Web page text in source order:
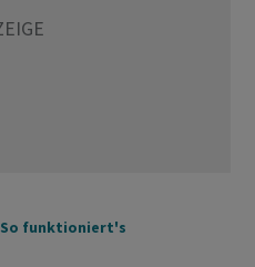
So funktioniert's